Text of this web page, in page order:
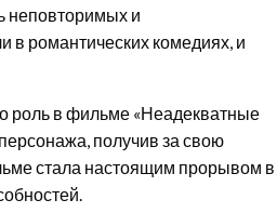
неповторимых и
романтических комедиях, и
роль в фильме «Неадекватные
получив за свою
стала настоящим прорывом в